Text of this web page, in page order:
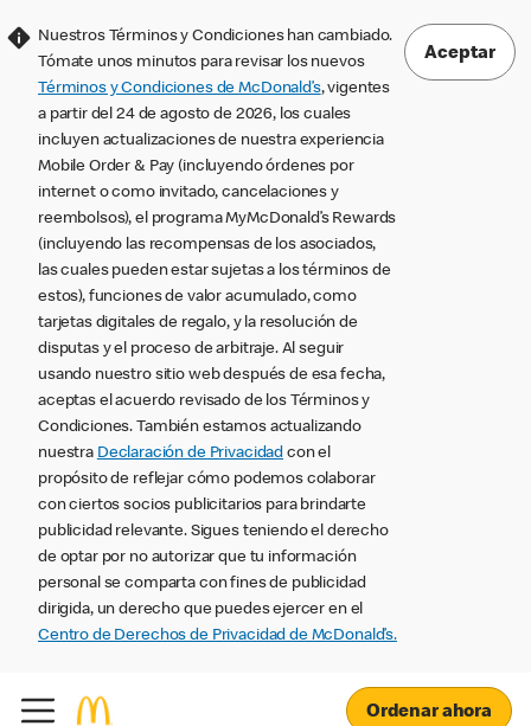
Nuestros Términos y Condiciones han cambiado.
Tómate unos minutos para revisar los nuevos
Términos y Condiciones de McDonald’s, vigentes
a partir del 24 de agosto de 2026, los cuales
incluyen actualizaciones de nuestra experiencia
Mobile Order & Pay (incluyendo órdenes por
internet o como invitado, cancelaciones y
reembolsos), el programa MyMcDonald’s Rewards
(incluyendo las recompensas de los asociados,
las cuales pueden estar sujetas a los términos de
estos), funciones de valor acumulado, como
tarjetas digitales de regalo, y la resolución de
disputas y el proceso de arbitraje. Al seguir
usando nuestro sitio web después de esa fecha,
aceptas el acuerdo revisado de los Términos y
Condiciones. También estamos actualizando
nuestra Declaración de Privacidad con el
propósito de reflejar cómo podemos colaborar
con ciertos socios publicitarios para brindarte
publicidad relevante. Sigues teniendo el derecho
de optar por no autorizar que tu información
personal se comparta con fines de publicidad
dirigida, un derecho que puedes ejercer en el
Centro de Derechos de Privacidad de McDonald’s.
Aceptar
Ordenar ahora